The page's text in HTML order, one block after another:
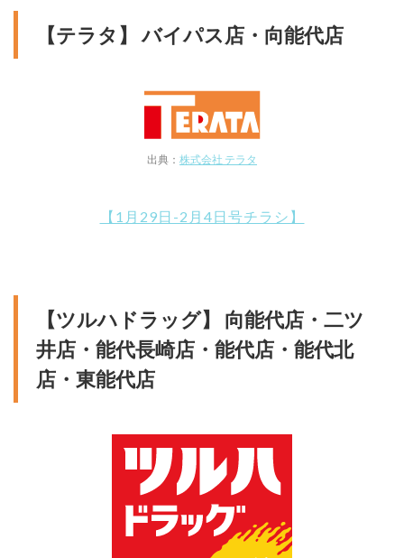
【テラタ】 バイパス店・向能代店
出典： 株式会社 テラタ
【1月29日-2月4日号チラシ】
【ツルハドラッグ】 向能代店・二ツ
井店・能代長崎店・能代店・能代北
店・東能代店